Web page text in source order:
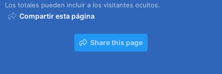
Los totales pueden incluir a los visitantes ocultos.
Compartir esta página
Share this page